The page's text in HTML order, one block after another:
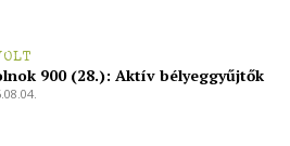
900 (28.): Aktív bélyeggyűjtők